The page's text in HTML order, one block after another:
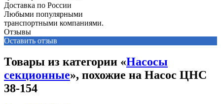
Доставка по России
Любыми популярными
транспортными компаниями.
Отзывы
Оставить отзыв
Товары из категории «Насосы
секционные», похожие на Насос ЦНС
38-154